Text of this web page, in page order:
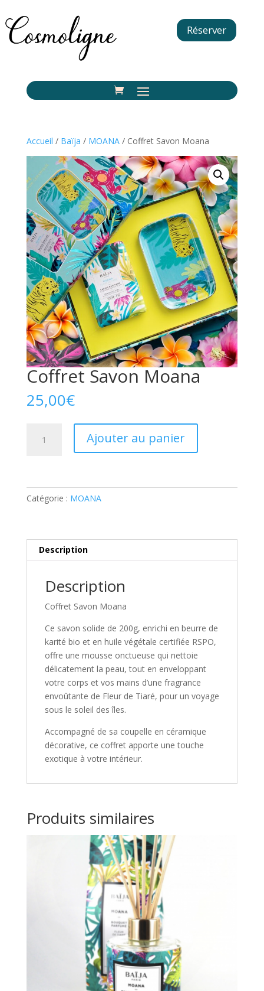
Réserver
Accueil / Baïja / MOANA/ Coffret Savon Moana
Coffret Savon Moana
25,00€
Ajouter au panier
Catégorie : MOANA
Description
Description
Coffret Savon Moana
Ce savon solide de 200g, enrichi en beurre de
karité bio et en huile végétale certifiée RSPO,
offre une mousse onctueuse qui nettoie
délicatement la peau, tout en enveloppant
votre corps et vos mains d’une fragrance
envoûtante de Fleur de Tiaré, pour un voyage
sous le soleil des îles.
Accompagné de sa coupelle en céramique
décorative, ce coffret apporte une touche
exotique à votre intérieur.
Produits similaires